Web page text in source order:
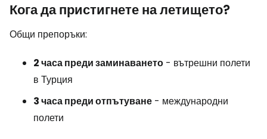
Кога да пристигнете на летището?
Общи препоръки:
2 часа преди заминаването - вътрешни полети
в Турция
3 часа преди отпътуване - международни
полети